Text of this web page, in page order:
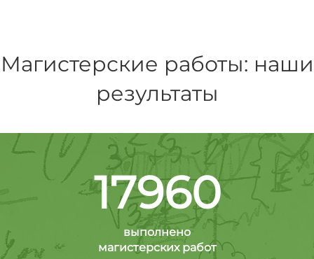
Магистерские работы: наши
результаты
17960
выполнено
магистерских работ